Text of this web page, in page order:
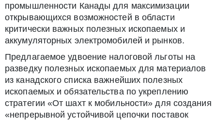
промышленности Канады для максимизации
открывающихся возможностей в области
критически важных полезных ископаемых и
аккумуляторных электромобилей и рынков.
Предлагаемое удвоение налоговой льготы на
разведку полезных ископаемых для материалов
из канадского списка важнейших полезных
ископаемых и обязательства по укреплению
стратегии «От шахт к мобильности» для создания
«непрерывной устойчивой цепочки поставок